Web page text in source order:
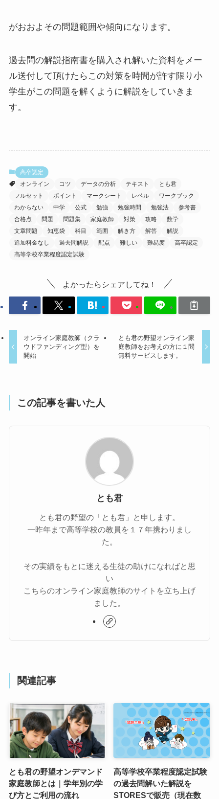
がおおよその問題範囲や傾向になります。
過去問の解説指南書を購入され解いた資料をメー
ル送付して頂けたらこの対策を時間が許す限り小
学生がこの問題を解くように解説をしていきま
す。
高卒認定
オンライン
コツ データの分析 テキスト
とも君
フルセット
ポイント マークシート レベル
ワークブック
わからない
中学 公式 勉強 勉強時間 勉強法
参考書
合格点
問題 問題集 家庭教師 対策 攻略
数学
文章問題
知恵袋 科目 範囲 解き方 解答
解説
追加料金なし
過去問解説 配点 難しい 難易度
高卒認定
高等学校卒業程度認定試験
よかったらシェアしてね！
オンライン家庭教師（クラ
ウドファンディング型）を
開始
とも君の野望オンライン家
庭教師をお考えの方に１問
無料サービスします。
この記事を書いた人
とも君
とも君の野望の「とも君」と申します。
一昨年まで高等学校の教員を１７年携わりまし
た。
その実績をもとに迷える生徒の助けになればと思
い
こちらのオンライン家庭教師のサイトを立ち上げ
ました。
関連記事
とも君の野望オンデマンド
家庭教師とは｜学年別の学
び方とご利用の流れ
高等学校卒業程度認定試験
の過去問解いた解説を
STORESで販売（現在数